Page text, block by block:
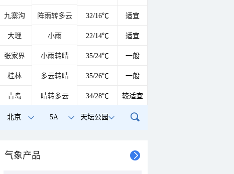
九寨沟 阵雨转多云 32/16℃ 适宜
大理 小雨 22/14℃ 适宜
张家界 小雨转晴 35/24℃ 一般
桂林 多云转晴 35/26℃ 一般
青岛 晴转多云 34/28℃ 较适宜
北京 5A 天坛公园
气象产品